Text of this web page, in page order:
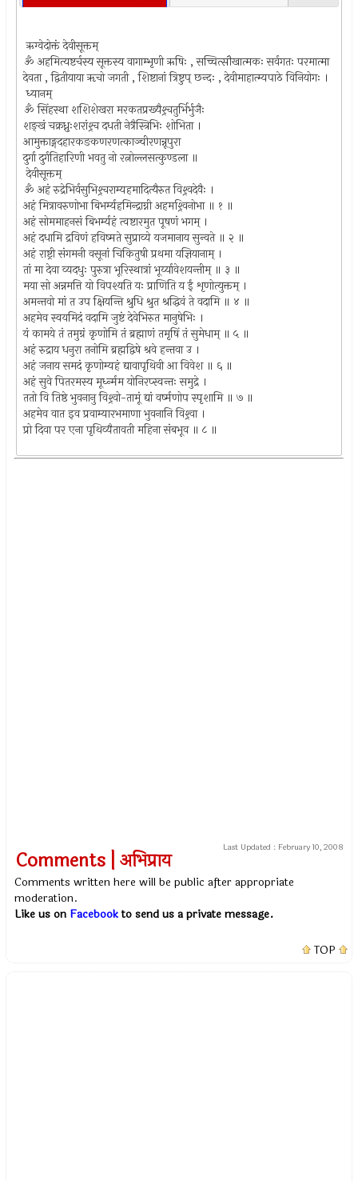
ऋग्वेदोक्तं देवीसूक्तम्
ॐ अहमित्यष्टर्चस्य सूक्तस्य वागाम्भृणी ऋषिः , सच्चित्सौखात्मकः सर्वगतः परमात्मा
देवता , द्वितीयाया ॠचो जगती , शिष्टानां त्रिष्टुप् छन्दः , देवीमाहात्म्यपाठे विनियोगः ।
ध्यानम्
ॐ सिंहस्था शशिशेखरा मरकतप्रख्यैश्र्चतुर्भिर्भुजैः
शङ्खं चक्रध्नुःशरांश्र्च दधती नेत्रैस्त्रिभिः शोभिता ।
आमुक्ताङ्गदहारकङकणरणत्काञ्चीरणन्नूपुरा
दुर्गा दुर्गतिहारिणी भवतु नो रत्नोल्लसत्कुण्डला ॥
देवीसूक्तम्
ॐ अहं रुद्रेभिर्वसुभिश्र्चराम्यहमादित्यैरुत विश्र्वदेवैः ।
अहं मित्रावरुणोभा बिभर्म्यहमिन्द्राग्नी अहमश्र्विनोभा ॥ १ ॥
अहं सोममाहनसं बिभर्म्यहं त्वष्टारमुत पूषणं भगम् ।
अहं दधामि द्रविणं हविष्मते सुप्राव्ये यजमानाय सुन्वते ॥ २ ॥
अहं राष्ट्री संगमनी वसूनां चिकितुषी प्रथमा यज्ञियानाम् ।
तां मा देवा व्यदधुः पुरुत्रा भूरिस्थात्रां भूर्य्यावेशयन्तीम् ॥ ३ ॥
मया सो अन्नमत्ति यो विपश्यति यः प्राणिति य ईं शृणोत्युक्तम् ।
अमन्तवो मां त उप क्षियन्ति श्रुधि श्रुत श्रद्धिवं ते वदामि ॥ ४ ॥
अहमेव स्वयमिदं वदामि जुष्टं देवेभिरुत मानुषेभिः ।
यं कामये तं तमुग्रं कृणोमि तं ब्रह्माणं तमृषिं तं सुमेधाम् ॥ ५ ॥
अहं रुद्राय धनुरा तनोमि ब्रह्मद्विषे श्रवे हन्तवा उ ।
अहं जनाय समदं कृणोम्यहं द्यावापृथिवी आ विवेश ॥ ६ ॥
अहं सुवे पितरमस्य मूर्ध्न्मम योनिरप्स्वन्तः समुद्रे ।
ततो वि तिष्ठे भुवनानु विश्र्वो-तामूं द्यां वर्ष्मणोप स्पृशामि ॥ ७ ॥
अहमेव वात इव प्रवाम्यारभमाणा भुवनानि विश्र्वा ।
प्रो दिवा पर एना पृथिव्यैतावती महिना संबभूव ॥ ८ ॥
Last Updated : February 10, 2008
Comments | अभिप्राय
Comments written here will be public after appropriate
moderation.
Like us on Facebookto send us a private message.
TOP